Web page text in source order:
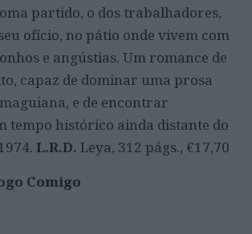
partido, o dos trabalhadores,
ofício, no pátio onde vivem com
e angústias. Um romance de
capaz de dominar uma prosa
e de encontrar
tempo histórico ainda distante do
L.R.D. Leya, 312 págs., €17,70
Comigo